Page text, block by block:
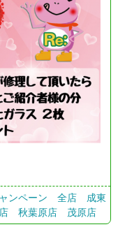
ンペーン 全店
成東
秋葉原店 茂原店